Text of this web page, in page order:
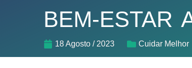
BEM-ESTAR
18 Agosto / 2023 Cuidar Melhor